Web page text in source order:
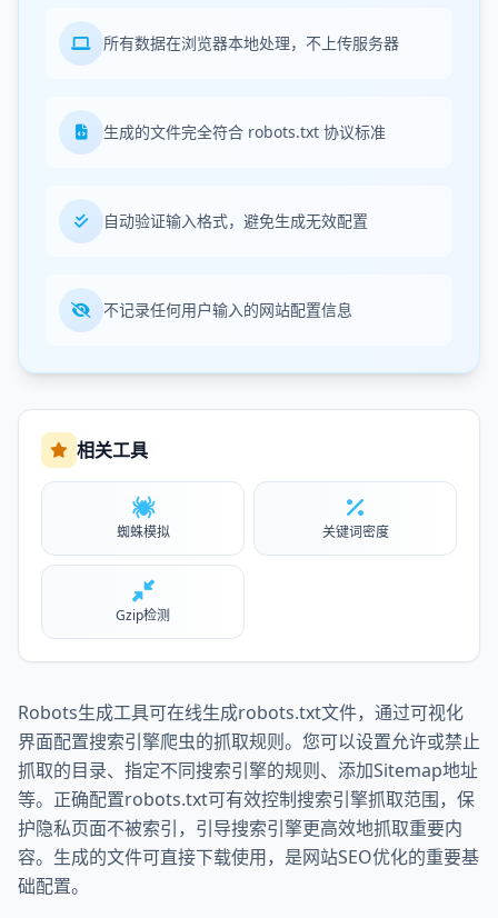
所有数据在浏览器本地处理，不上传服务器
生成的文件完全符合 robots.txt 协议标准
自动验证输入格式，避免生成无效配置
不记录任何用户输入的网站配置信息
相关工具
蜘蛛模拟 关键词密度
Gzip检测
Robots生成工具可在线生成robots.txt文件，通过可视化
界面配置搜索引擎爬虫的抓取规则。您可以设置允许或禁止
抓取的目录、指定不同搜索引擎的规则、添加Sitemap地址
等。正确配置robots.txt可有效控制搜索引擎抓取范围，保
护隐私页面不被索引，引导搜索引擎更高效地抓取重要内
容。生成的文件可直接下载使用，是网站SEO优化的重要基
础配置。